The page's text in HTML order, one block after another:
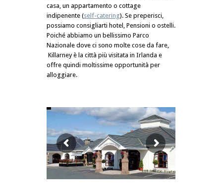
casa, un appartamento o cottage
indipenente (self-catering). Se preperisci,
possiamo consigliarti hotel, Pensioni o ostelli.
Poiché abbiamo un bellissimo Parco
Nazionale dove ci sono molte cose da fare,
Killarney è la città più visitata in Irlanda e
offre quindi moltissime opportunità per
alloggiare.